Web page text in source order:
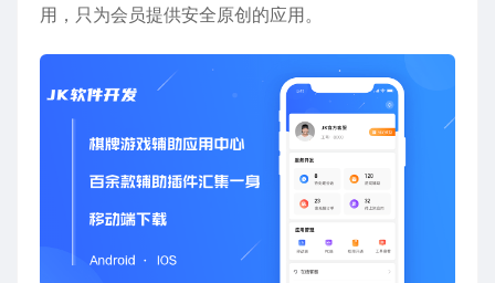
用，只为会员提供安全原创的应用。